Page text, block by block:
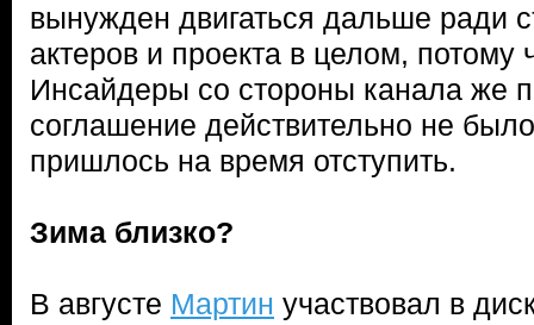
вынужден двигаться дальше ради
актеров и проекта в целом, потому
Инсайдеры со стороны канала же
соглашение действительно не
пришлось на время отступить.
Зима близко?
В августе Мартин участвовал в